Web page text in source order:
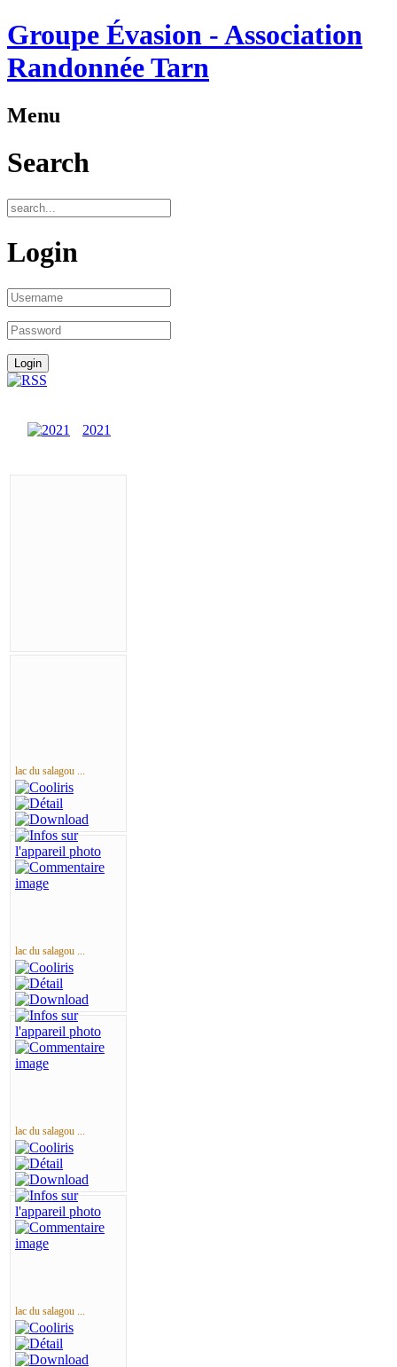
Groupe Évasion - Association
Randonnée Tarn
Menu
Search
Login
2021
lac du salagou ...
lac du salagou ...
lac du salagou ...
lac du salagou ...